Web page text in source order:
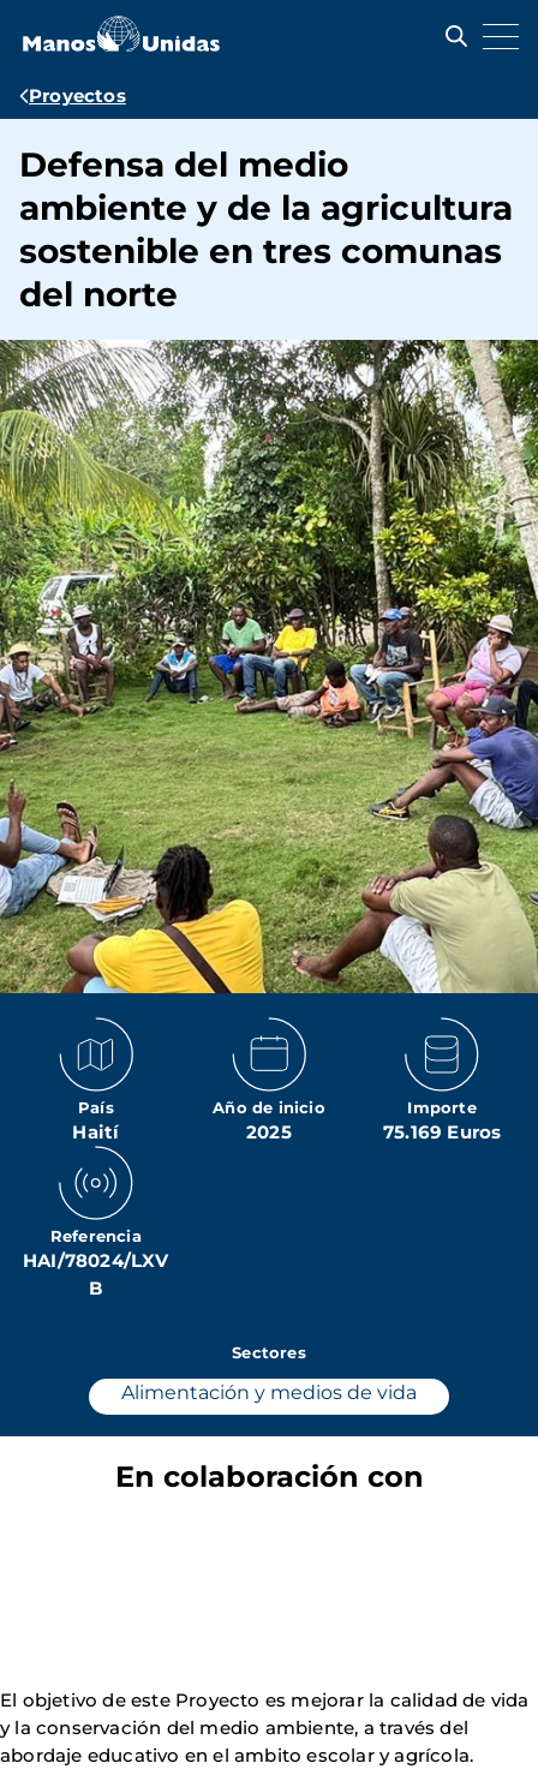
contenido
Ruta
navegación
Proyectos
Defensa del medio
ambiente y de la agricultura
sostenible en tres comunas
del norte
País
Haití
Año de inicio
2025
Importe
75.169 Euros
Referencia
HAI/78024/LXV
B
Sectores
Alimentación y medios de vida
En colaboración con
El objetivo de este Proyecto es mejorar la calidad de vida
y la conservación del medio ambiente, a través del
abordaje educativo en el ambito escolar y agrícola.